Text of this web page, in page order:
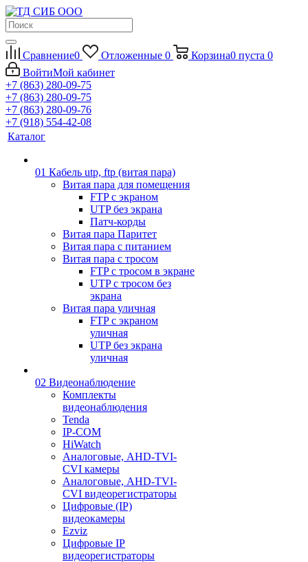
Сравнение0 Отложенные 0 Корзина0 пуста 0
ВойтиМой кабинет
+7 (863) 280-09-75
+7 (863) 280-09-75
+7 (863) 280-09-76
+7 (918) 554-42-08
Каталог
01 Кабель utp, ftp (витая пара)
Витая пара для помещения
FTP с экраном
UTP без экрана
Патч-корды
Витая пара Паритет
Витая пара с питанием
Витая пара с тросом
FTP с тросом в экране
UTP с тросом без
экрана
Витая пара уличная
FTP с экраном
уличная
UTP без экрана
уличная
02 Видеонаблюдение
Комплекты
видеонаблюдения
Tenda
IP-COM
HiWatch
Аналоговые, AHD-TVI-
CVI камеры
Аналоговые, AHD-TVI-
CVI видеорегистраторы
Цифровые (IP)
видеокамеры
Ezviz
Цифровые IP
видеорегистраторы